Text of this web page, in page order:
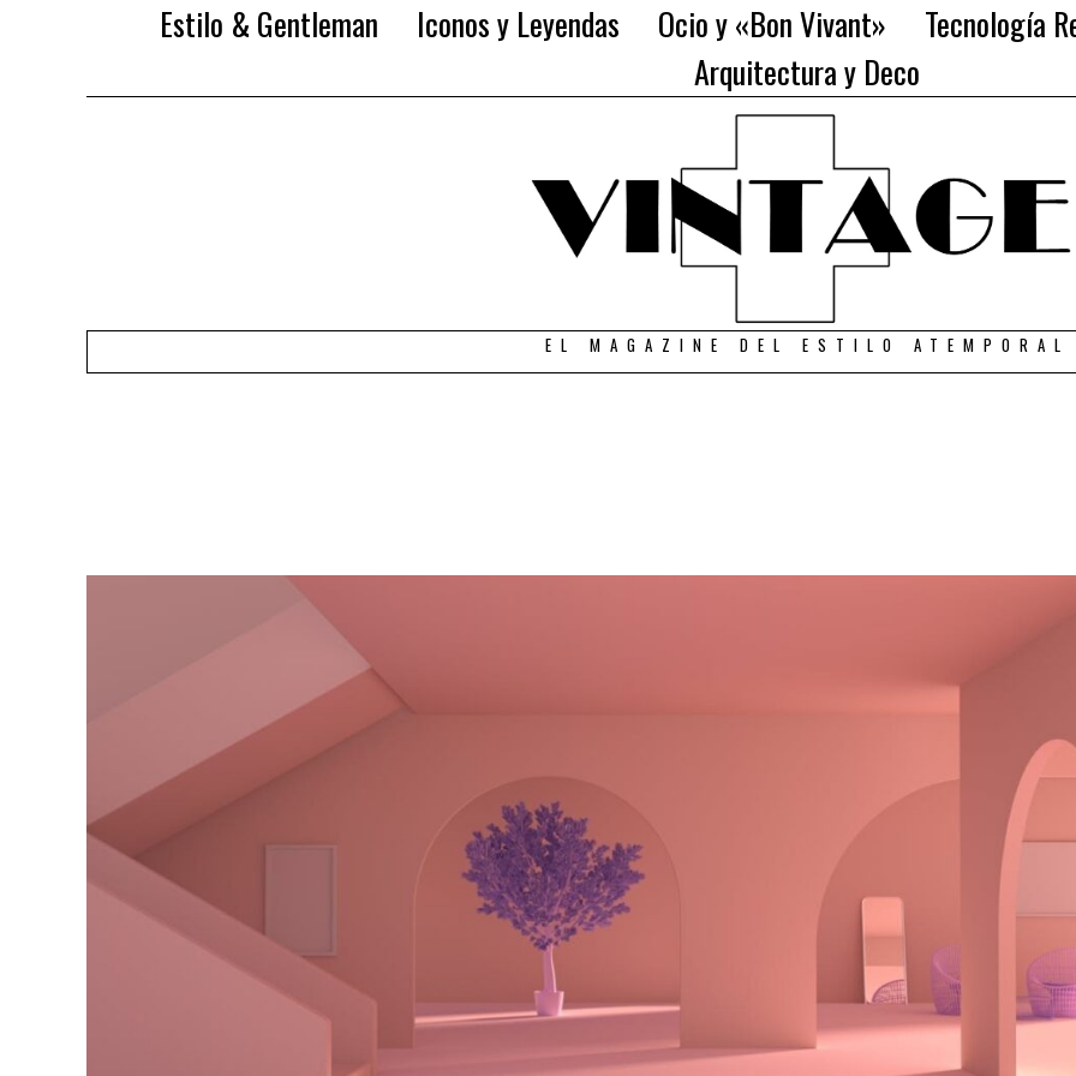
Estilo & Gentleman Iconos y Leyendas Ocio y «Bon Vivant»
Tecnología
Arquitectura y Deco
EL MAGAZINE DEL ESTILO ATEMPORAL